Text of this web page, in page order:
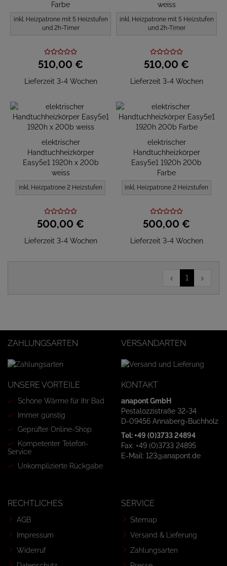
Farbe
inkl. Heizpatrone mit 5 Heizstufen
und 2h-Timer
510,00 €
Lieferzeit 3-4 Wochen
weiss
inkl. Heizpatrone mit 5 Heizstufen
und 2h-Timer
510,00 €
Lieferzeit 3-4 Wochen
elektrischer
Handtuchheizkörper
Easy5e1 1920h x 200b
weiss
inkl. Heizpatrone 2 Heizstufen
500,00 €
Lieferzeit 3-4 Wochen
elektrischer
Handtuchheizkörper
Easy5e1 1920h 200b
Farbe
inkl. Heizpatrone 2 Heizstufen
500,00 €
Lieferzeit 3-4 Wochen
1
ZAHLUNGSARTEN VERSANDARTEN
UNSERE VORTEILE
Schöne Wärme für Ihr Bad
Immer günstig
Geprüfter Online-Shop
Kompetenter Telefon-
Service
Unkomplizierte Rückgabe
KONTAKT
anapont GmbH
Pestalozzistraße 32-34
D-09456 Annaberg-Buchholz
Tel: +49 (0)3733 24894
Fax: +49 (0)3733 24895
E-Mail: 123@anapont.de
RECHTLICHES
AGB
Impressum
Widerruf
SERVICE
Sitemap
Versand & Lieferung
Zahlungsarten